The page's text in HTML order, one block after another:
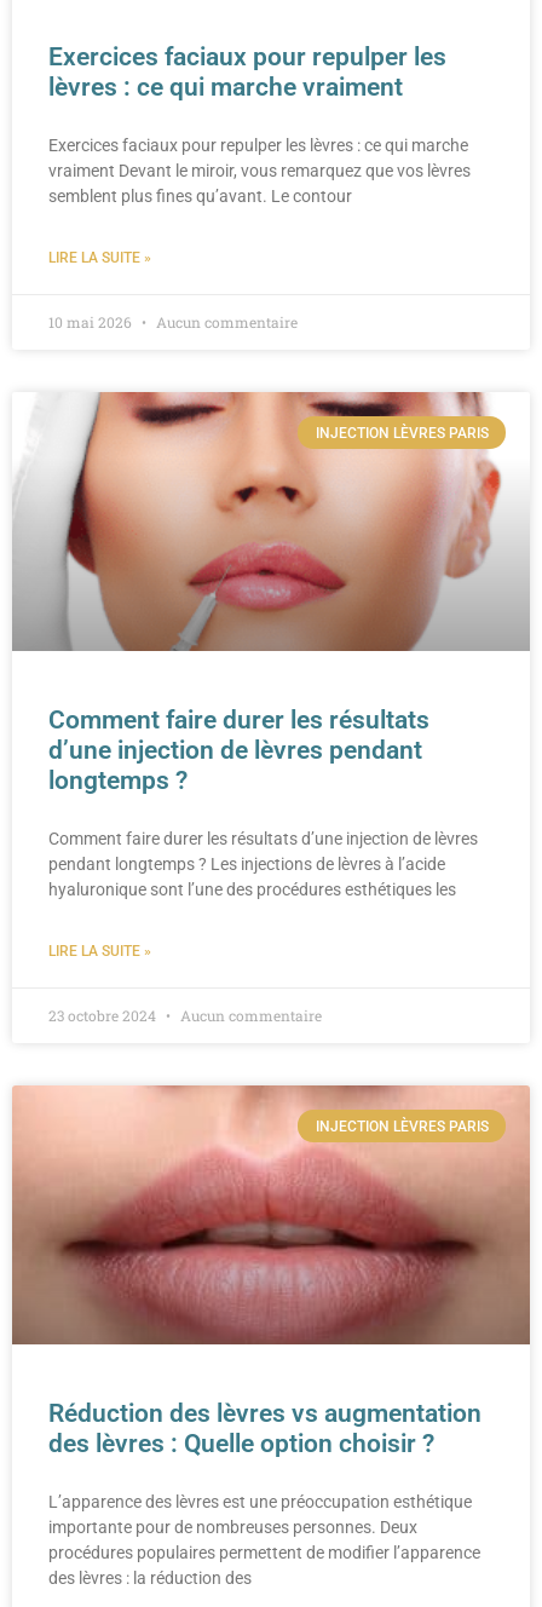
Exercices faciaux pour repulper les
lèvres : ce qui marche vraiment
Exercices faciaux pour repulper les lèvres : ce qui marche
vraiment Devant le miroir, vous remarquez que vos lèvres
semblent plus fines qu’avant. Le contour
LIRE LA SUITE »
10 mai 2026 Aucun commentaire
INJECTION LÈVRES PARIS
Comment faire durer les résultats
d’une injection de lèvres pendant
longtemps ?
Comment faire durer les résultats d’une injection de lèvres
pendant longtemps ? Les injections de lèvres à l’acide
hyaluronique sont l’une des procédures esthétiques les
LIRE LA SUITE »
23 octobre 2024 Aucun commentaire
INJECTION LÈVRES PARIS
Réduction des lèvres vs augmentation
des lèvres : Quelle option choisir ?
L’apparence des lèvres est une préoccupation esthétique
importante pour de nombreuses personnes. Deux
procédures populaires permettent de modifier l’apparence
des lèvres : la réduction des